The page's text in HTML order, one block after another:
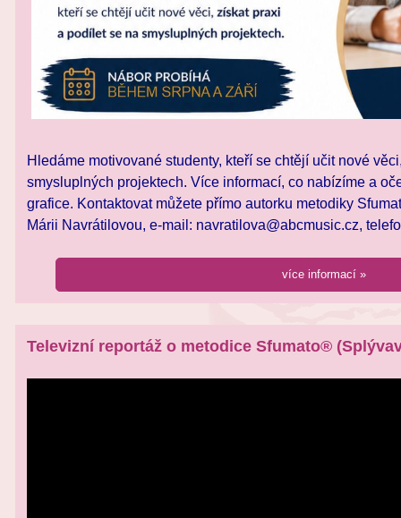
Hledáme motivované studenty, kteří se chtějí učit nové
smysluplných projektech. Více informací, co nabízíme a
grafice. Kontaktovat můžete přímo autorku metodiky
Márii Navrátilovou, e-mail: navratilova@abcmusic.cz,
více informací »
Televizní reportáž o metodice Sfumato®